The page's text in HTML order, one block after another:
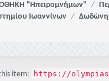
"Ηπειρομνήμων"
Ιωαννίνων
Δωδώνη
item: https://